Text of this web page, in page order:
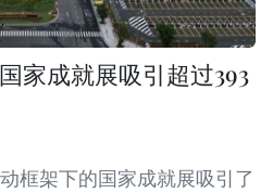
家成就展吸引超过393
框架下的国家成就展吸引了